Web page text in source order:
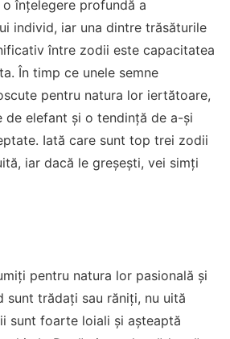
înțelegere profundă a
individ, iar una dintre trăsăturile
între zodii este capacitatea
În timp ce unele semne
pentru natura lor iertătoare,
de elefant și o tendință de a-și
Iată care sunt top trei zodii
iar dacă le greșești, vei simți
pentru natura lor pasională și
sunt trădați sau răniți, nu uită
sunt foarte loiali și așteaptă